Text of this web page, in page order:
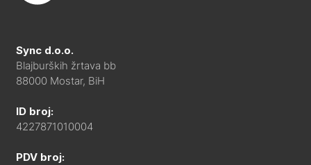
Sync d.o.o.
Blajburških žrtava bb
88000 Mostar, BiH
ID broj:
4227871010004
PDV broj: